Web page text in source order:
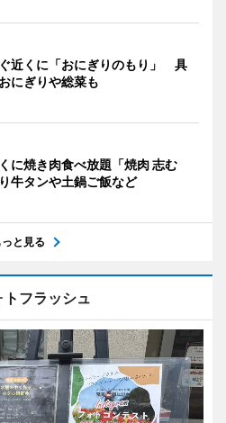
近くに「おにぎりのもり」 具
にぎりや総菜も
に焼き肉食べ放題「焼肉 志む
牛タンや土鍋ご飯など
っと見る
トフラッシュ